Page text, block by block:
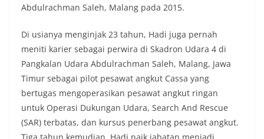
Abdulrachman Saleh, Malang pada 2015.
Di usianya menginjak 23 tahun, Hadi juga pernah
meniti karier sebagai perwira di Skadron Udara 4 di
Pangkalan Udara Abdulrachman Saleh, Malang, Jawa
Timur sebagai pilot pesawat angkut Cassa yang
bertugas mengoperasikan pesawat angkut ringan
untuk Operasi Dukungan Udara, Search And Rescue
(SAR) terbatas, dan kursus penerbang pesawat angkut.